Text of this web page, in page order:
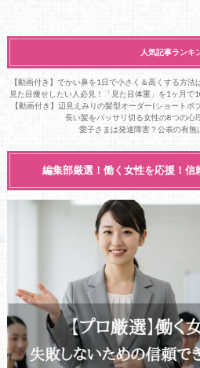
人気記事ランキ
【動画付き】でかい鼻を1日で小さく＆高くする方法
見た目痩せしたい人必見！「見た目体重」を1ヶ月で
【動画付き】辺見えみりの髪型オーダー(ショートボ
長い髪をバッサリ切る女性の8つの心
愛子さまは発達障害？公表の有無
編集部厳選！働く女性を応援！信